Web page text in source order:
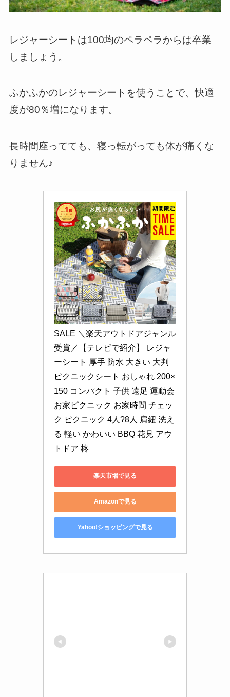
レジャーシートは100均のペラペラからは卒業
しましょう。
ふかふかのレジャーシートを使うことで、快適
度が80％増になります。
長時間座ってても、寝っ転がっても体が痛くな
りません♪
SALE ＼楽天アウトドアジャンル
受賞／【テレビで紹介】 レジャ
ーシート 厚手 防水 大きい 大判
ピクニックシート おしゃれ 200×
150 コンパクト 子供 遠足 運動会
お家ピクニック お家時間 チェッ
ク ピクニック 4人?8人 肩紐 洗え
る 軽い かわいい BBQ 花見 アウ
トドア 柊
楽天市場で見る
Amazonで見る
Yahoo!ショッピングで見る